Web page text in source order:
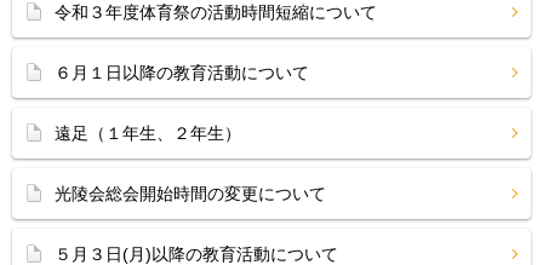
令和３年度体育祭の活動時間短縮について
６月１日以降の教育活動について
遠足（１年生、２年生）
光陵会総会開始時間の変更について
５月３日(月)以降の教育活動について